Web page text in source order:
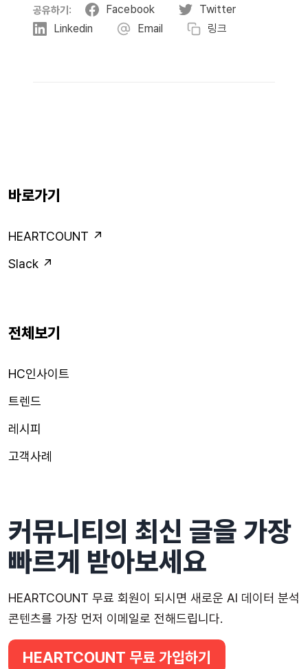
공유하기: Facebook
Twitter
Linkedin
Email 링크
바로가기
HEARTCOUNT ↗
Slack ↗
전체보기
HC인사이트
트렌드
레시피
고객사례
커뮤니티의 최신 글을 가장
빠르게 받아보세요
HEARTCOUNT 무료 회원이 되시면 새로운 AI 데이터 분석
콘텐츠를 가장 먼저 이메일로 전해드립니다.
HEARTCOUNT 무료 가입하기